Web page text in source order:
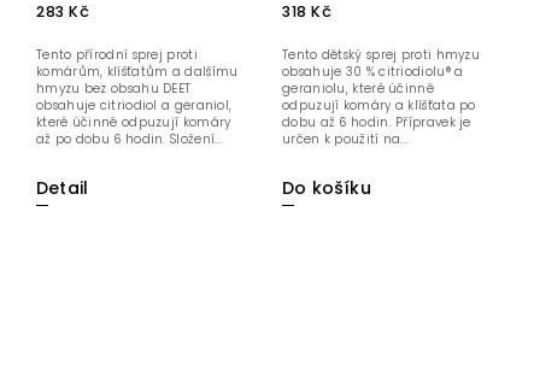
283 Kč
Detail
Tento přírodní sprej proti
komárům, klíšťatům a dalšímu
hmyzu bez obsahu DEET
obsahuje citriodiol a geraniol,
které účinně odpuzují komáry
až po dobu 6 hodin. Složení...
318 Kč
Do košíku
Tento dětský sprej proti hmyzu
obsahuje 30 % citriodiolu® a
geraniolu, které účinně
odpuzují komáry a klíšťata po
dobu až 6 hodin. Přípravek je
určen k použití na...